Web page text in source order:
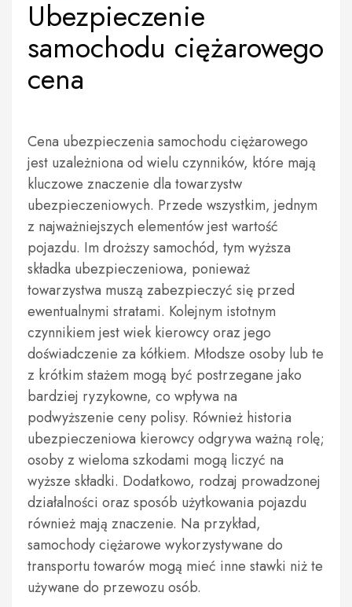
Ubezpieczenie
samochodu ciężarowego
cena
Cena ubezpieczenia samochodu ciężarowego
jest uzależniona od wielu czynników, które mają
kluczowe znaczenie dla towarzystw
ubezpieczeniowych. Przede wszystkim, jednym
z najważniejszych elementów jest wartość
pojazdu. Im droższy samochód, tym wyższa
składka ubezpieczeniowa, ponieważ
towarzystwa muszą zabezpieczyć się przed
ewentualnymi stratami. Kolejnym istotnym
czynnikiem jest wiek kierowcy oraz jego
doświadczenie za kółkiem. Młodsze osoby lub te
z krótkim stażem mogą być postrzegane jako
bardziej ryzykowne, co wpływa na
podwyższenie ceny polisy. Również historia
ubezpieczeniowa kierowcy odgrywa ważną rolę;
osoby z wieloma szkodami mogą liczyć na
wyższe składki. Dodatkowo, rodzaj prowadzonej
działalności oraz sposób użytkowania pojazdu
również mają znaczenie. Na przykład,
samochody ciężarowe wykorzystywane do
transportu towarów mogą mieć inne stawki niż te
używane do przewozu osób.